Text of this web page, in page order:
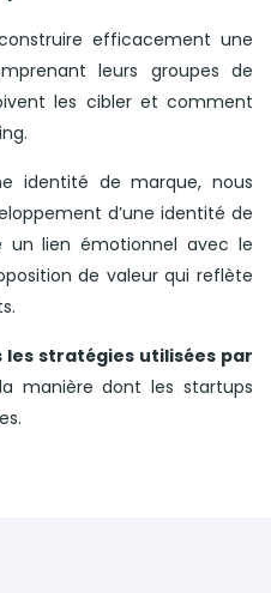
efficacement une
leurs groupes de
les cibler et comment
identité de marque, nous
d’une identité de
lien émotionnel avec le
de valeur qui reflète
les stratégies utilisées par
manière dont les startups